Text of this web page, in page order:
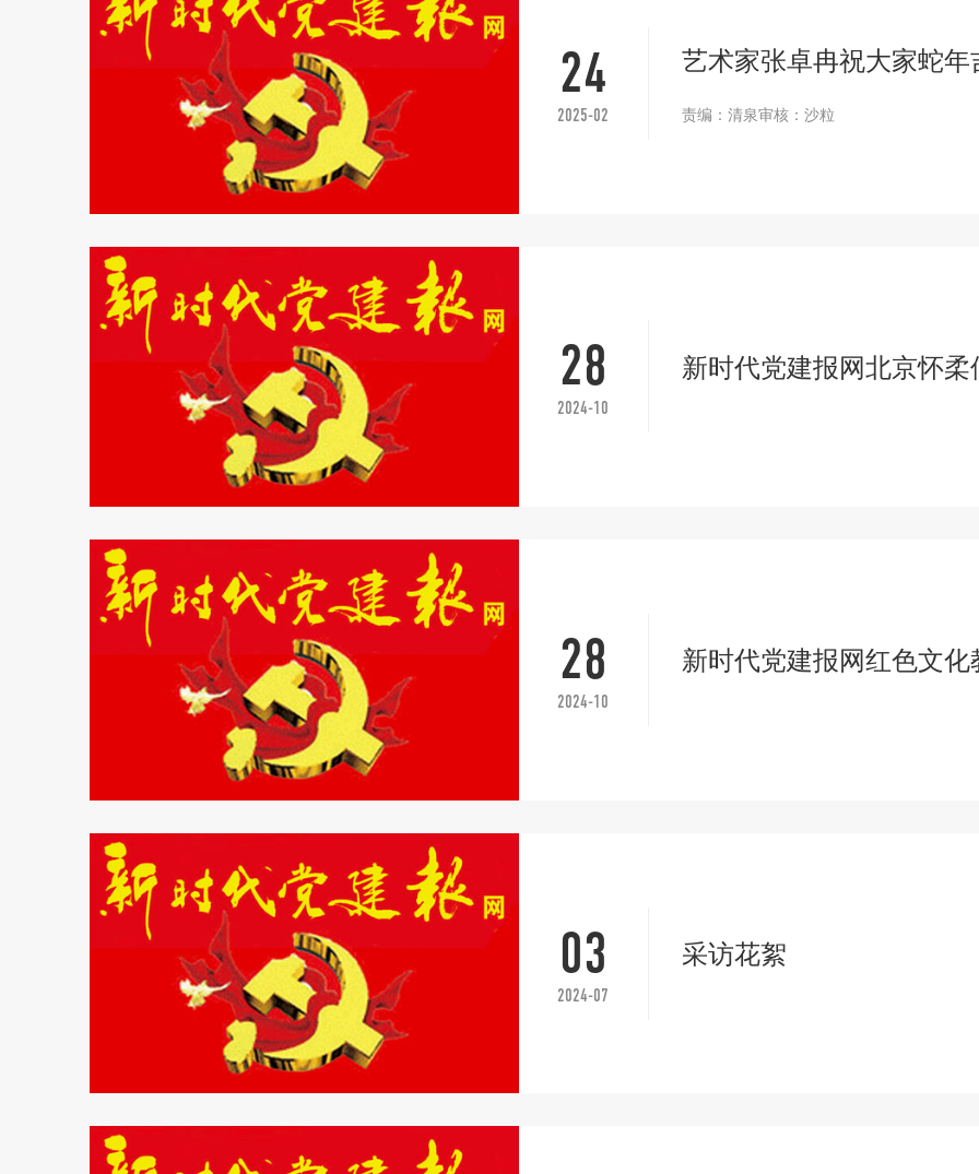
24
2025-02
艺术家张卓冉祝大家蛇
责编：清泉审核：沙粒
28
2024-10
新时代党建报网北京怀
28
2024-10
新时代党建报网红色文
03
2024-07
采访花絮